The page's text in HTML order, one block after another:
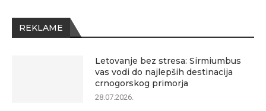
REKLAME
Letovanje bez stresa: Sirmiumbus
vas vodi do najlepših destinacija
crnogorskog primorja
28.07.2026.